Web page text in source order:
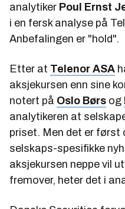
analytiker Poul Ernst
i en fersk analyse på
Anbefalingen er "hold".
Etter at Telenor ASA
aksjekursen enn sine
notert på Oslo Børs og
analytikeren at
priset. Men det er først
selskaps-spesifikke
aksjekursen neppe vil
fremover, heter det i